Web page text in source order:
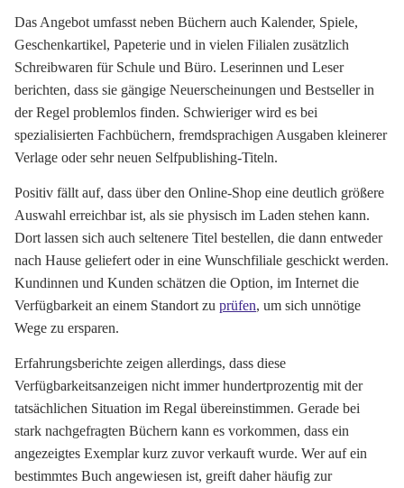
Das Angebot umfasst neben Büchern auch Kalender, Spiele,
Geschenkartikel, Papeterie und in vielen Filialen zusätzlich
Schreibwaren für Schule und Büro. Leserinnen und Leser
berichten, dass sie gängige Neuerscheinungen und Bestseller in
der Regel problemlos finden. Schwieriger wird es bei
spezialisierten Fachbüchern, fremdsprachigen Ausgaben kleinerer
Verlage oder sehr neuen Selfpublishing-Titeln.
Positiv fällt auf, dass über den Online-Shop eine deutlich größere
Auswahl erreichbar ist, als sie physisch im Laden stehen kann.
Dort lassen sich auch seltenere Titel bestellen, die dann entweder
nach Hause geliefert oder in eine Wunschfiliale geschickt werden.
Kundinnen und Kunden schätzen die Option, im Internet die
Verfügbarkeit an einem Standort zu prüfen, um sich unnötige
Wege zu ersparen.
Erfahrungsberichte zeigen allerdings, dass diese
Verfügbarkeitsanzeigen nicht immer hundertprozentig mit der
tatsächlichen Situation im Regal übereinstimmen. Gerade bei
stark nachgefragten Büchern kann es vorkommen, dass ein
angezeigtes Exemplar kurz zuvor verkauft wurde. Wer auf ein
bestimmtes Buch angewiesen ist, greift daher häufig zur